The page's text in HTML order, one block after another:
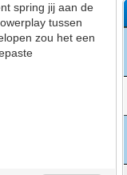
spring jij aan de
tussen
zou het een